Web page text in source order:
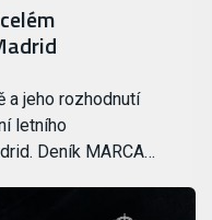
a jeho rozhodnutí
letního
Deník MARCA…